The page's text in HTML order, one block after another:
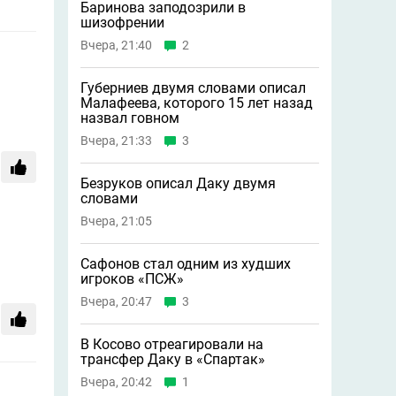
Баринова заподозрили в
шизофрении
Вчера, 21:40 2
Губерниев двумя словами описал
Малафеева, которого 15 лет назад
назвал говном
Вчера, 21:33 3
Безруков описал Даку двумя
словами
Вчера, 21:05
Сафонов стал одним из худших
игроков «ПСЖ»
Вчера, 20:47 3
В Косово отреагировали на
трансфер Даку в «Спартак»
Вчера, 20:42 1